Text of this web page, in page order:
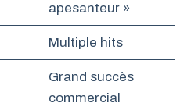
apesanteur »
Multiple hits
Grand succès
commercial